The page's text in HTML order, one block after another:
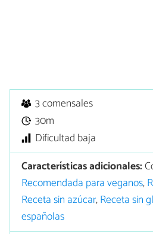
3 comensales
30m
Dificultad baja
Características adicionales:
Recomendada para veganos,
Receta sin azúcar,Receta sin
españolas